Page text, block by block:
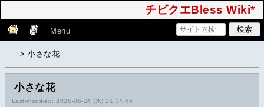
チビクエBless Wiki*
Menu
> 小さな花
小さな花
Last-modified: 2026-06-24 (水) 21:34:46